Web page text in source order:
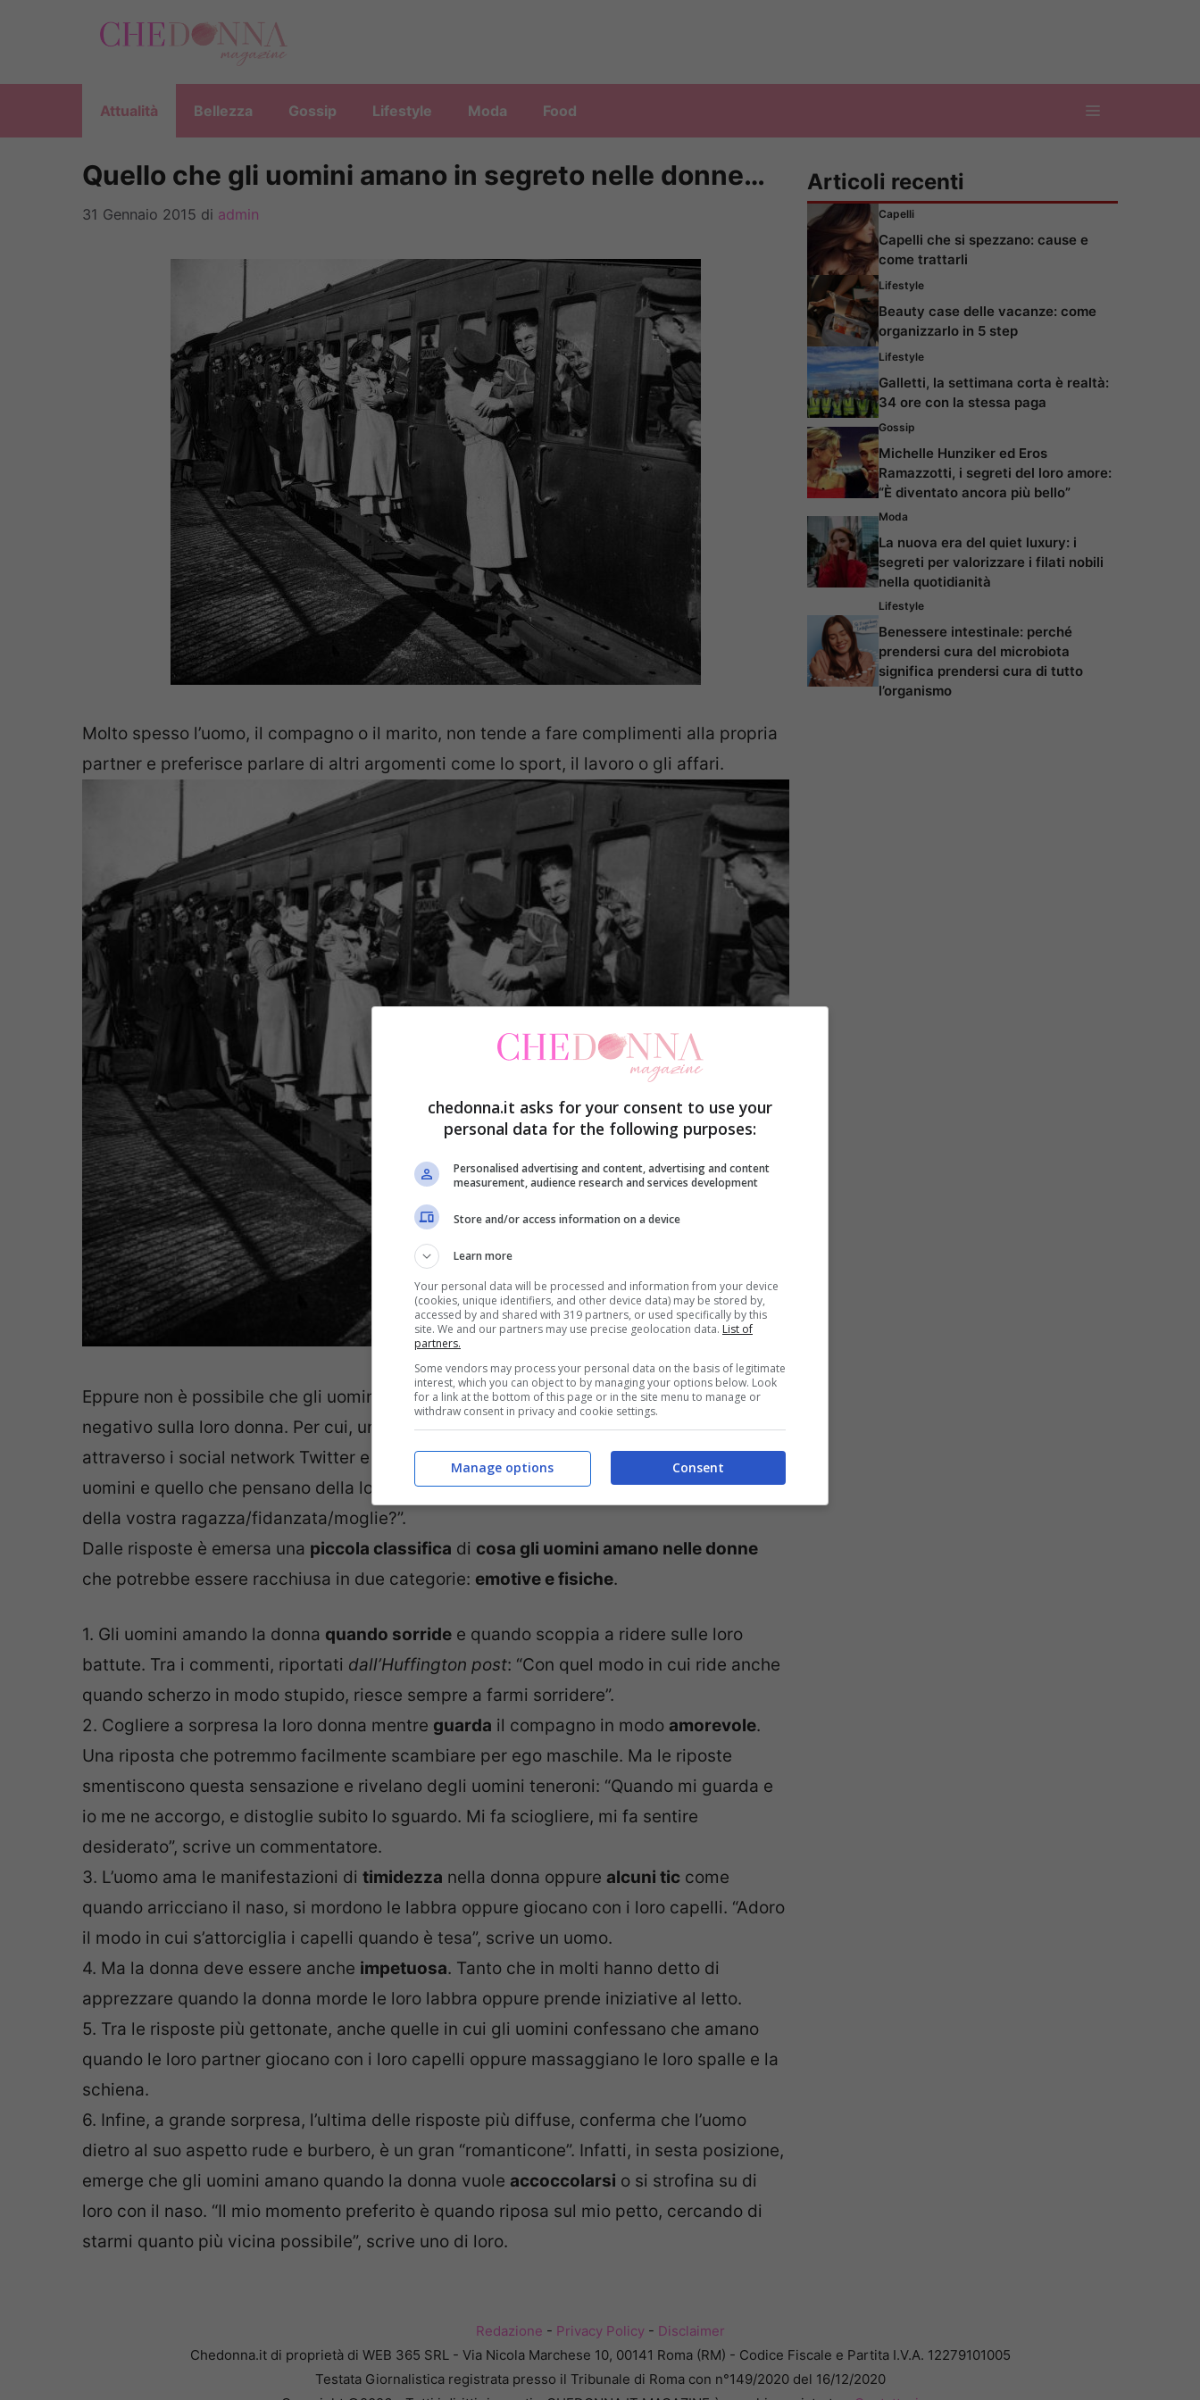
Attualità Bellezza Gossip Lifestyle Moda Food
Quello che gli uomini amano in segreto nelle donne…
31 Gennaio 2015 di admin
Molto spesso l’uomo, il compagno o il marito, non tende a fare complimenti alla propria
partner e preferisce parlare di altri argomenti come lo sport, il lavoro o gli affari.
Eppure non è possibile che gli uomini non abbiamo uno sguardo critico sia positivo che
negativo sulla loro donna. Per cui, un
sondaggiopromosso da un blog americano
attraverso i social network Twitter e Whisper ha voluto indagare alcuni aspetti sugli
uomini e quello che pensano della loro compagna: “Che cos’è che adorate in segreto
della vostra ragazza/fidanzata/moglie?”.
Dalle risposte è emersa una piccola classifica di cosa gli uomini amano nelle donne
che potrebbe essere racchiusa in due categorie: emotive e fisiche.
1. Gli uomini amando la donna quando sorride e quando scoppia a ridere sulle loro
battute. Tra i commenti, riportati dall’Huffington post: “Con quel modo in cui ride anche
quando scherzo in modo stupido, riesce sempre a farmi sorridere”.
2. Cogliere a sorpresa la loro donna mentre guarda il compagno in modo amorevole.
Una riposta che potremmo facilmente scambiare per ego maschile. Ma le riposte
smentiscono questa sensazione e rivelano degli uomini teneroni: “Quando mi guarda e
io me ne accorgo, e distoglie subito lo sguardo. Mi fa sciogliere, mi fa sentire
desiderato”, scrive un commentatore.
3. L’uomo ama le manifestazioni di timidezza nella donna oppure alcuni tic come
quando arricciano il naso, si mordono le labbra oppure giocano con i loro capelli. “Adoro
il modo in cui s’attorciglia i capelli quando è tesa”, scrive un uomo.
4. Ma la donna deve essere anche impetuosa. Tanto che in molti hanno detto di
apprezzare quando la donna morde le loro labbra oppure prende iniziative al letto.
5. Tra le risposte più gettonate, anche quelle in cui gli uomini confessano che amano
quando le loro partner giocano con i loro capelli oppure massaggiano le loro spalle e la
schiena.
6. Infine, a grande sorpresa, l’ultima delle risposte più diffuse, conferma che l’uomo
dietro al suo aspetto rude e burbero, è un gran “romanticone”. Infatti, in sesta posizione,
emerge che gli uomini amano quando la donna vuole accoccolarsi o si strofina su di
loro con il naso. “Il mio momento preferito è quando riposa sul mio petto, cercando di
starmi quanto più vicina possibile”, scrive uno di loro.
Articoli recenti
Capelli
Capelli che si spezzano: cause e
come trattarli
Lifestyle
Beauty case delle vacanze: come
organizzarlo in 5 step
Lifestyle
Galletti, la settimana corta è realtà:
34 ore con la stessa paga
Gossip
Michelle Hunziker ed Eros
Ramazzotti, i segreti del loro amore:
“È diventato ancora più bello”
Moda
La nuova era del quiet luxury: i
segreti per valorizzare i filati nobili
nella quotidianità
Lifestyle
Benessere intestinale: perché
prendersi cura del microbiota
significa prendersi cura di tutto
l’organismo
Redazione - Privacy Policy- Disclaimer
Chedonna.it di proprietà di WEB 365 SRL - Via Nicola Marchese 10, 00141 Roma (RM) - Codice Fiscale e Partita I.V.A. 12279101005
Testata Giornalistica registrata presso il Tribunale di Roma con n°149/2020 del 16/12/2020
chedonna.it asks for your consent to use your
personal data for the following purposes:
Personalised advertising and content, advertising and content
measurement, audience research and services development
Store and/or access information on a device
Learn more
Your personal data will be processed and information from your device
(cookies, unique identifiers, and other device data) may be stored by,
accessed by and shared with 319 partners, or used specifically by this
site. We and our partners may use precise geolocation data. List of
partners.
Some vendors may process your personal data on the basis of legitimate
interest, which you can object to by managing your options below. Look
for a link at the bottom of this page or in the site menu to manage or
withdraw consent in privacy and cookie settings.
Consent
Manage options